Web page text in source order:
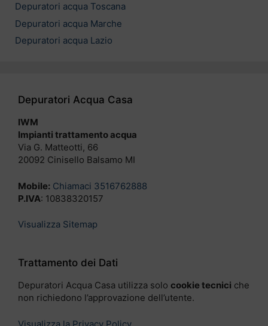
Depuratori acqua Toscana
Depuratori acqua Marche
Depuratori acqua Lazio
Depuratori Acqua Casa
IWM
Impianti trattamento acqua
Via G. Matteotti, 66
20092 Cinisello Balsamo MI
Mobile: Chiamaci 3516762888
P.IVA: 10838320157
Visualizza Sitemap
Trattamento dei Dati
Depuratori Acqua Casa utilizza solo cookie tecnici che
non richiedono l’approvazione dell’utente.